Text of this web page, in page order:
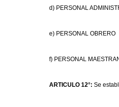
d) PERSONAL
e) PERSONAL OBRERO
f) PERSONAL
ARTICULO 12°: Se